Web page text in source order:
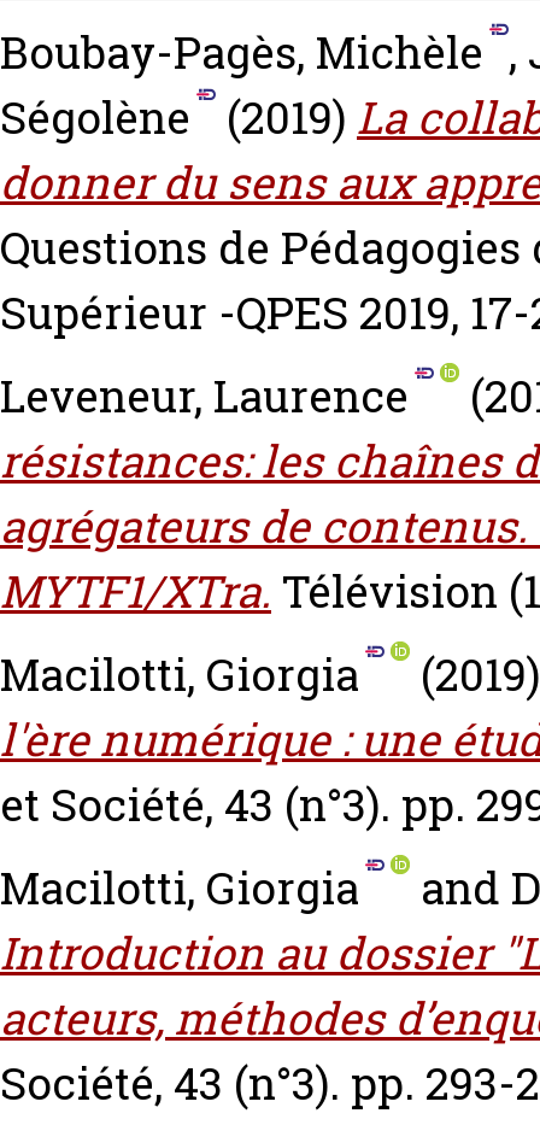
Boubay-Pagès, Michèle ,
Ségolène
(2019) La
donner du sens aux
Questions de
Supérieur -QPES 2019,
Leveneur, Laurence
résistances: les chaînes
agrégateurs de
MYTF1/XTra. Télévision
Macilotti, Giorgia
l'ère numérique : une
et Société, 43 (n°3). pp.
Macilotti, Giorgia
and
Introduction au dossier
acteurs, méthodes
Société, 43 (n°3). pp. 293-